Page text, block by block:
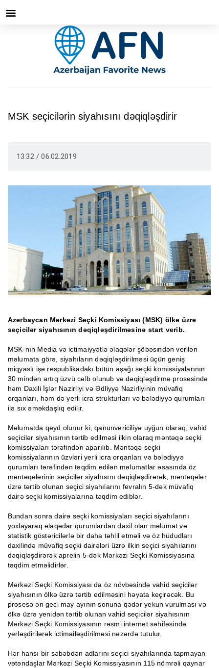
MSK seçicilərin siyahısını dəqiqləşdirir
13:32 / 06.02.2019
Azərbaycan Mərkəzi Seçki Komissiyası (MSK) ölkə üzrə
seçicilər siyahısının dəqiqləşdirilməsinə start verib.
MSK-nın Media və ictimaiyyətlə əlaqələr şöbəsindən verilən
məlumata görə, siyahıların dəqiqləşdirilməsi üçün geniş
miqyaslı işə respublikadakı bütün aşağı seçki komissiyalarının
30 mindən artıq üzvü cəlb olunub və dəqiqləşdirmə prosesində
həm Daxili İşlər Nazirliyi və Ədliyyə Nazirliyinin müvafiq
orqanları, həm də yerli icra strukturları və bələdiyyə qurumları
ilə sıx əməkdaşlıq edilir.
Məlumatda qeyd olunur ki, qanunvericiliyə uyğun olaraq, vahid
seçicilər siyahısının tərtib edilməsi ilkin olaraq məntəqə seçki
komissiyaları tərəfindən aparılıb. Məntəqə seçki
komissiyalarının üzvləri yerli icra orqanları və bələdiyyə
qurumları tərəfindən təqdim edilən məlumatlar əsasında öz
məntəqələrinin seçicilər siyahısını dəqiqləşdirərək, məntəqələr
üzrə tərtib olunan seçici siyahılarını fevralın 5-dək müvafiq
dairə seçki komissiyalarına təqdim ediblər.
Bundan sonra dairə seçki komissiyaları seçici siyahılarını
yoxlayaraq əlaqədar qurumlardan daxil olan məlumat və
statistik göstəricilərlə bir daha təhlil etməli və öz hüdudları
daxilində müvafiq seçki dairələri üzrə ilkin seçici siyahılarını
dəqiqləşdirərək aprelin 5-dək Mərkəzi Seçki Komissiyasına
təqdim etməlidirlər.
Mərkəzi Seçki Komissiyası da öz növbəsində vahid seçicilər
siyahısının ölkə üzrə tərtib edilməsini həyata keçirəcək. Bu
prosesə ən geci may ayının sonuna qədər yekun vurulması və
ölkə üzrə yenidən tərtib olunan vahid seçicilər siyahısının
Mərkəzi Seçki Komissiyasının rəsmi internet səhifəsində
yerləşdirilərək ictimailəşdirilməsi nəzərdə tutulur.
Hər hansı bir səbəbdən adlarını seçici siyahılarında tapmayan
vətəndaşlar Mərkəzi Seçki Komissiyasının 115 nömrəli qaynar